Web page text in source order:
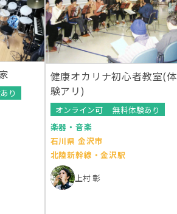
り
健康オカリナ初心者教室(体
験アリ)
オンライン可
無料体験あり
楽器・音楽
石川県 金沢市
北陸新幹線・金沢駅
上村 彰